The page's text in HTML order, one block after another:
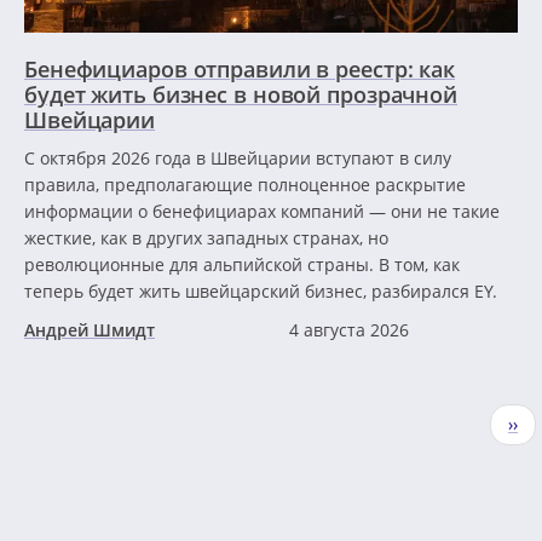
Бенефициаров отправили в реестр: как
будет жить бизнес в новой прозрачной
Швейцарии
С октября 2026 года в Швейцарии вступают в силу
правила, предполагающие полноценное раскрытие
информации о бенефициарах компаний — они не такие
жесткие, как в других западных странах, но
революционные для альпийской страны. В том, как
теперь будет жить швейцарский бизнес, разбирался EY.
Андрей Шмидт
4 августа 2026
››